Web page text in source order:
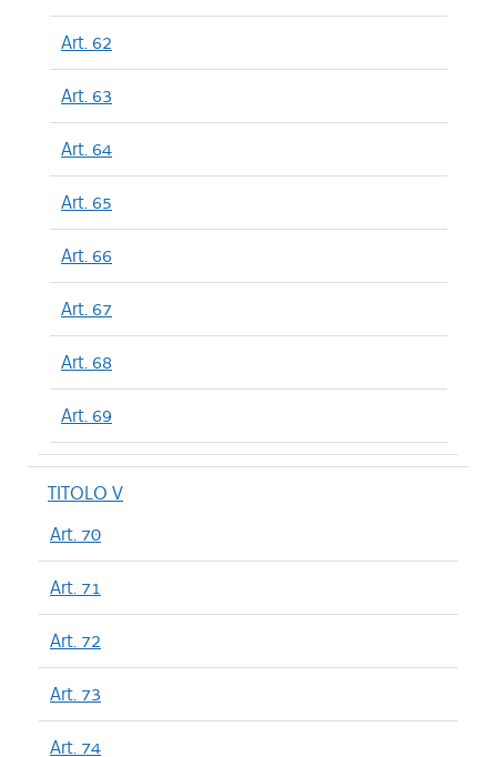
Art. 62
Art. 63
Art. 64
Art. 65
Art. 66
Art. 67
Art. 68
Art. 69
TITOLO V
Art. 70
Art. 71
Art. 72
Art. 73
Art. 74